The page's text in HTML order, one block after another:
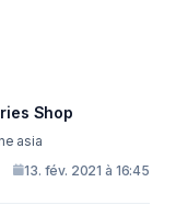
Shop
viagra online asia
13. fév. 2021 à 16:45